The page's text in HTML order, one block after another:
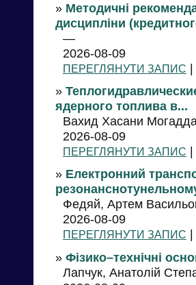
» Методичні
дисципліни
—
2026-08-09
ПЕРЕГЛЯНУТИ ЗАПИС |
»
ядерного топлива в...
Вахид Хасани
2026-08-09
ПЕРЕГЛЯНУТИ ЗАПИС |
» Електронний
Федяй, Артем
2026-08-09
ПЕРЕГЛЯНУТИ ЗАПИС |
» Фізико–технічні
Лапчук, Анатолій